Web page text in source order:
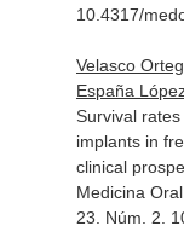
10.4317/
Velasco
España
Survival
implants in
clinical
Medicina
23. Núm. 2.